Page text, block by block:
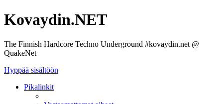
Kovaydin.NET
The Finnish Hardcore Techno Underground #kovaydin.net @
QuakeNet
Hyppää sisältöön
Pikalinkit